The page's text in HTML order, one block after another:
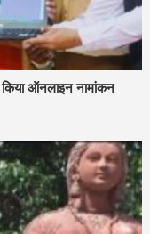
किया ऑनलाइन नामांकन